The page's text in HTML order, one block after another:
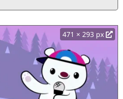
471 × 293 px